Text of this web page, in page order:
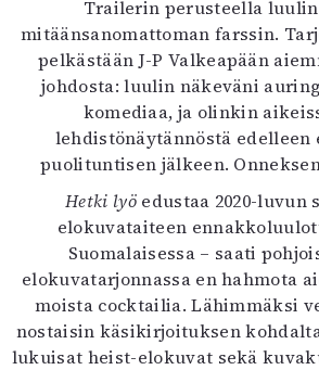
Trailerin perusteella
mitäänsanomattoman farssin.
pelkästään J-P Valkeapään
johdosta: luulin näkeväni
komediaa, ja olinkin
lehdistönäytännöstä edelleen
puolituntisen jälkeen.
Hetki lyö edustaa 2020-luvun
elokuvataiteen
Suomalaisessa – saati
elokuvatarjonnassa en hahmota
moista cocktailia. Lähimmäksi
nostaisin käsikirjoituksen
lukuisat heist-elokuvat sekä